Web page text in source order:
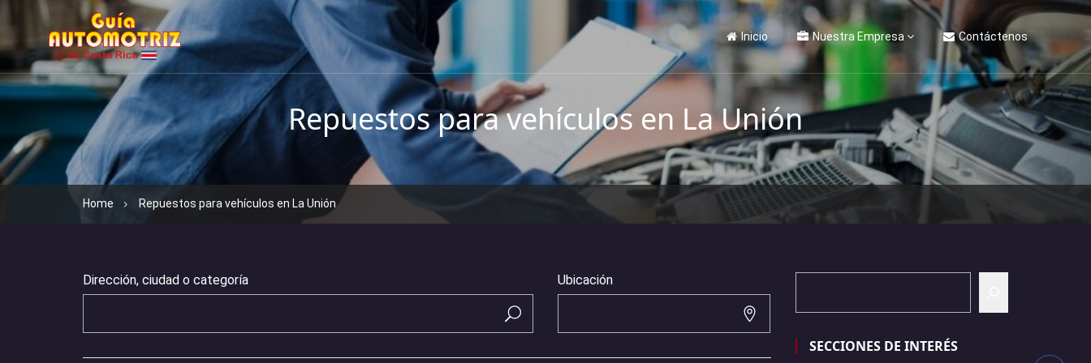
Inicio Nuestra Empresa Contáctenos
Repuestos para vehículos en La Unión
Home Repuestos para vehículos en La Unión
Dirección, ciudad o categoría Ubicación
SECCIONES DE INTERÉS